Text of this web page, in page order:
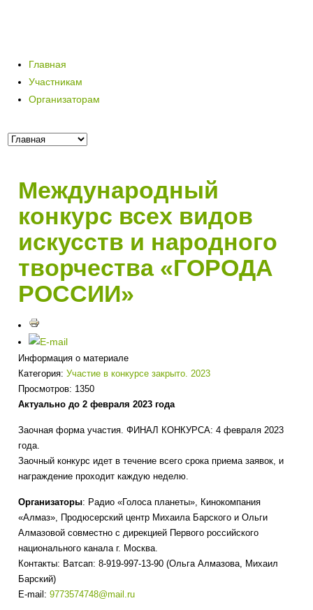
Главная
Участникам
Организаторам
Международный
конкурс всех видов
искусств и народного
творчества «ГОРОДА
РОССИИ»
Информация о материале
Категория:Участие в конкурсе закрыто. 2023
Просмотров: 1350
Актуально до 2 февраля 2023 года
Заочная форма участия. ФИНАЛ КОНКУРСА: 4 февраля 2023
года.
Заочный конкурс идет в течение всего срока приема заявок, и
награждение проходит каждую неделю.
Организаторы: Радио «Голоса планеты», Кинокомпания
«Алмаз», Продюсерский центр Михаила Барского и Ольги
Алмазовой совместно с дирекцией Первого российского
национального канала г. Москва.
Контакты: Ватсап:8-919-997-13-90 (Ольга Алмазова, Михаил
Барский)
Е-mail:9773574748@mail.ru